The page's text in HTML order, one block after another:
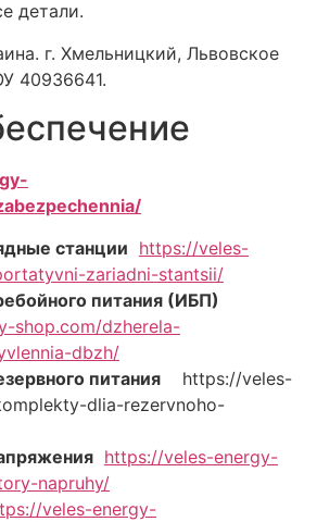
детали.
г. Хмельницкий, Львовское
40936641.
станции https://veles-
zariadni-stantsii/
питания (ИБП)
shop.com/dzherela-
dbzh/
питания https://veles-
dlia-rezervnoho-
https://veles-energy-
napruhy/
veles-energy-